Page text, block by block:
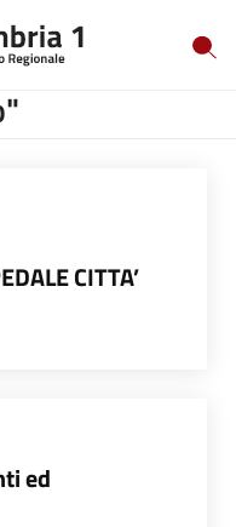
CITTA’
ed